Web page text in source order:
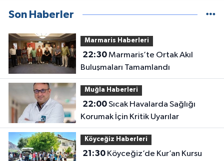
Son Haberler
Marmaris Haberleri
22:30Marmaris’te Ortak Akıl
Buluşmaları Tamamlandı
Muğla Haberleri
22:00Sıcak Havalarda Sağlığı
Korumak İçin Kritik Uyarılar
Köyceğiz Haberleri
21:30Köyceğiz’de Kur’an Kursu